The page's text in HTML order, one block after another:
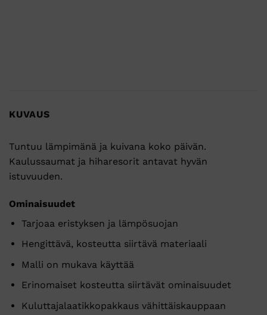
KUVAUS
Tuntuu lämpimänä ja kuivana koko päivän.
Kaulussaumat ja hiharesorit antavat hyvän
istuvuuden.
Ominaisuudet
Tarjoaa eristyksen ja lämpösuojan
Hengittävä, kosteutta siirtävä materiaali
Malli on mukava käyttää
Erinomaiset kosteutta siirtävät ominaisuudet
Kuluttajalaatikkopakkaus vähittäiskauppaan